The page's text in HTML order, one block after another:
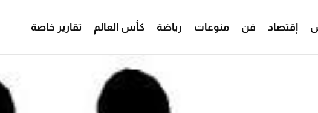
إقتصاد فن منوعات رياضة كأس العالم تقارير خاصة